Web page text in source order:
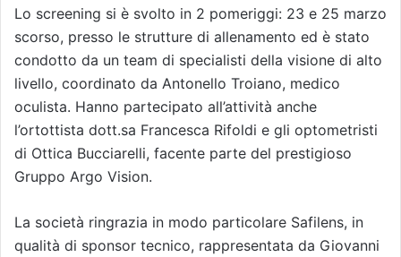
Lo screening si è svolto in 2 pomeriggi: 23 e 25 marzo
scorso, presso le strutture di allenamento ed è stato
condotto da un team di specialisti della visione di alto
livello, coordinato da Antonello Troiano, medico
oculista. Hanno partecipato all’attività anche
l’ortottista dott.sa Francesca Rifoldi e gli optometristi
di Ottica Bucciarelli, facente parte del prestigioso
Gruppo Argo Vision.
La società ringrazia in modo particolare Safilens, in
qualità di sponsor tecnico, rappresentata da Giovanni